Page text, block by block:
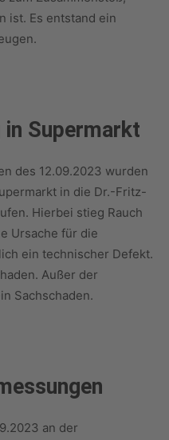
ist. Es entstand ein
in Supermarkt
des 12.09.2023 wurden
in die Dr.-Fritz-
Hierbei stieg Rauch
Ursache für die
ein technischer Defekt.
Außer der
Sachschaden.
an der